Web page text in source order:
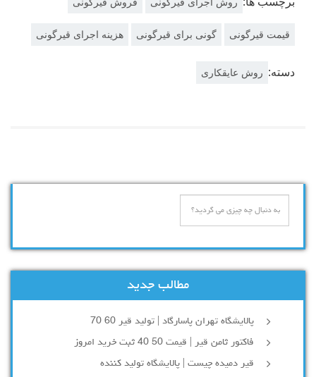
قیمت قیرگونی گونی برای قیرگونی هزینه اجرای قیرگونی
دسته: روش عایقکاری
مطالب جدید
پالایشگاه تهران پاسارگاد | تولید قیر 60 70
فاکتور ثامن قیر | قیمت 50 40 ثبت خرید امروز
قیر دمیده چیست | پالایشگاه تولید کننده